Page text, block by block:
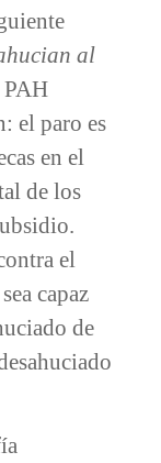
al
PAH
el paro es
en el
de los
el
capaz
de